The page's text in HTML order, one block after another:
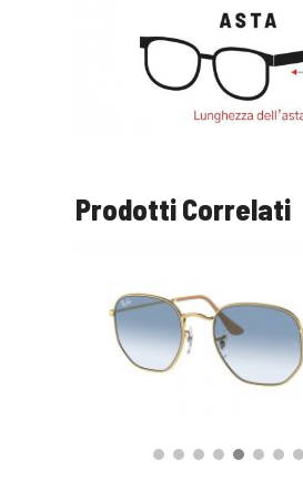
Prodotti Correlati